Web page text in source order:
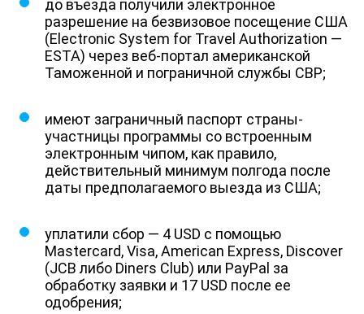
до въезда получили электронное
разрешение на безвизовое посещение США
(Electronic System for Travel Authorization —
ESTA) через веб-портал американской
Таможенной и пограничной службы CBP;
имеют заграничный паспорт страны-
участницы программы со встроенным
электронным чипом, как правило,
действительный минимум полгода после
даты предполагаемого выезда из США;
уплатили сбор — 4 USD с помощью
Mastercard, Visa, American Express, Discover
(JCB либо Diners Club) или PayPal за
обработку заявки и 17 USD после ее
одобрения;